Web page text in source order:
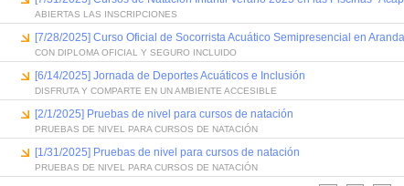
ABIERTAS LAS INSCRIPCIONES
[7/28/2025] Curso Oficial de Socorrista Acuático Semipresencial en
CON DIPLOMA OFICIAL Y SEGURO INCLUIDO
[6/14/2025] Jornada de Deportes Acuáticos e Inclusión
DISFRUTA Y COMPARTE EN UN AMBIENTE ACCESIBLE
[2/1/2025] Pruebas de nivel para cursos de natación
PRUEBAS DE NIVEL PARA CURSOS DE NATACIÓN
[1/31/2025] Pruebas de nivel para cursos de natación
PRUEBAS DE NIVEL PARA CURSOS DE NATACIÓN